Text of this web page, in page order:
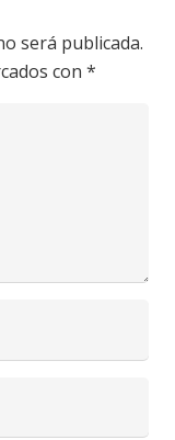
será publicada.
con *